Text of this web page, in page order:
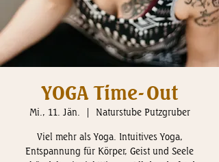
YOGA Time-Out
Mi., 11. Jän.
  |
Naturstube Putzgruber
Viel mehr als Yoga. Intuitives Yoga,
Entspannung für Körper, Geist und Seele